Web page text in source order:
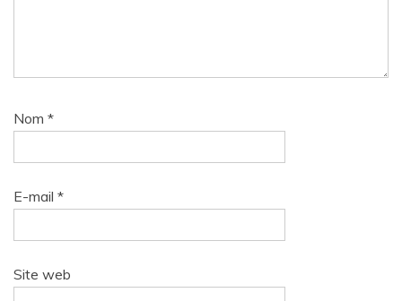
Nom *
E-mail *
Site web